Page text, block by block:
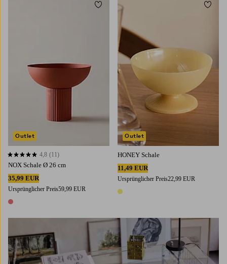
NOX Schale Ø 26 cm
35,99 EUR
Ursprünglicher Preis59,99 EUR
1 Farbe
4,8 basierend auf 11 Bewertungen
4,8 (11)
Outlet
Zu Favoriten hinzufügen
HONEY Schale
11,49 EUR
Ursprünglicher Preis22,99 EUR
1 Farbe
Outlet
Zu